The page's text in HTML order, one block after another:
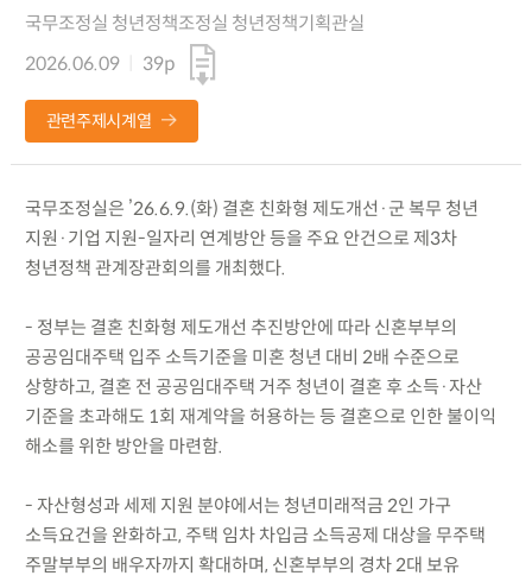
국무조정실 청년정책조정실 청년정책기획관실
2026.06.09
39p
관련주제시계열
국무조정실은 ’26.6.9.(화) 결혼 친화형 제도개선·군 복무 청년
지원·기업 지원-일자리 연계방안 등을 주요 안건으로 제3차
청년정책 관계장관회의를 개최했다.
- 정부는 결혼 친화형 제도개선 추진방안에 따라 신혼부부의
공공임대주택 입주 소득기준을 미혼 청년 대비 2배 수준으로
상향하고, 결혼 전 공공임대주택 거주 청년이 결혼 후 소득·자산
기준을 초과해도 1회 재계약을 허용하는 등 결혼으로 인한 불이익
해소를 위한 방안을 마련함.
- 자산형성과 세제 지원 분야에서는 청년미래적금 2인 가구
소득요건을 완화하고, 주택 임차 차입금 소득공제 대상을 무주택
주말부부의 배우자까지 확대하며, 신혼부부의 경차 2대 보유